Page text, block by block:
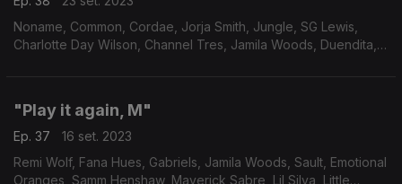
Noname, Common, Cordae, Jorja Smith, Jungle, SG Lewis,
Charlotte Day Wilson, Channel Tres, Jamila Woods, Duendita,
"Play it again, M"
Ep. 37
16 set. 2023
Remi Wolf, Fana Hues, Gabriels, Jamila Woods, Sault, Emotional
Oranges, Samm Henshaw, Maverick Sabre, Lil Silva, Little